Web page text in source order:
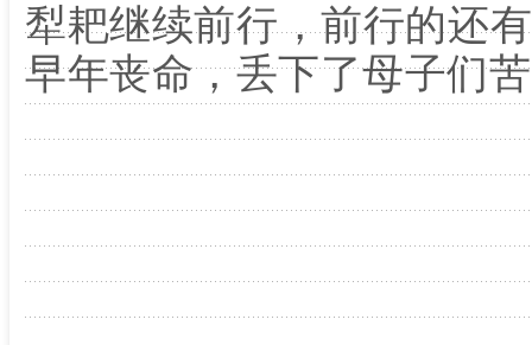
犁耙继续前行，前行的还
早年丧命，丢下了母子们